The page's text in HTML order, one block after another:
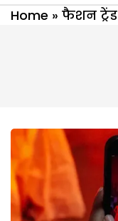
Home » फैशन ट्रेंड